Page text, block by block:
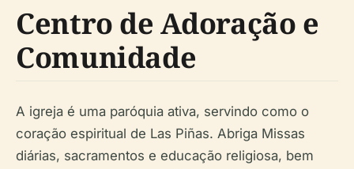
Centro de Adoração e
Comunidade
A igreja é uma paróquia ativa, servindo como o
coração espiritual de Las Piñas. Abriga Missas
diárias, sacramentos e educação religiosa, bem